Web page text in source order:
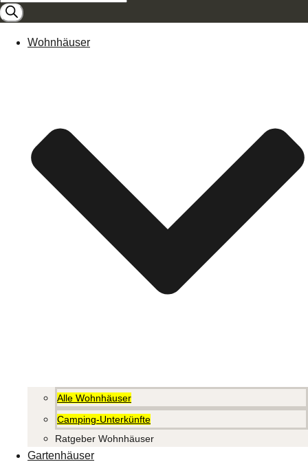
search
Wohnhäuser
Alle Wohnhäuser
Camping-Unterkünfte
Ratgeber Wohnhäuser
Gartenhäuser